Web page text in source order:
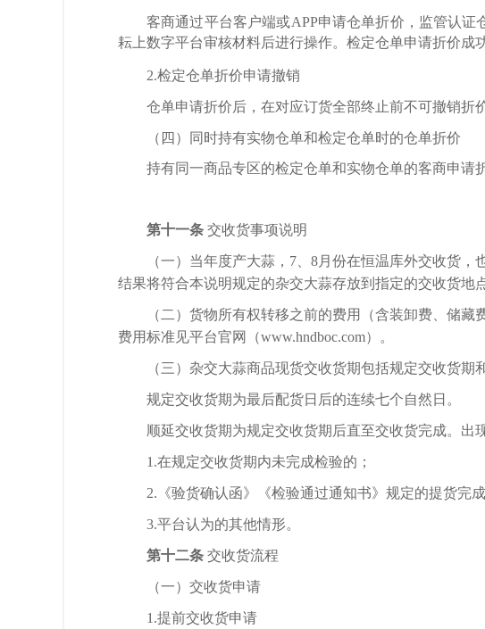
客商通过平台客户端或APP申请仓单折价，监管认证
耘上数字平台审核材料后进行操作。检定仓单申请折价成
2.检定仓单折价申请撤销
仓单申请折价后，在对应订货全部终止前不可撤销折
（四）同时持有实物仓单和检定仓单时的仓单折价
持有同一商品专区的检定仓单和实物仓单的客商申请
第十一条 交收货事项说明
（一）当年度产大蒜， 7、8月份在恒温库外交收货，
结果将符合本说明规定的杂交大蒜存放到指定的交收货地点
（二）货物所有权转移之前的费用（含装卸费、储
费用标准见平台官网（www.hndboc.com）。
（三）杂交大蒜商品现货交收货期包括规定交收货期
规定交收货期为最后配货日后的连续七个自然日。
顺延交收货期为规定交收货期后直至交收货完成。出
1.在规定交收货期内未完成检验的；
2.《验货确认函》《检验通过通知书》规定的提货完
3.平台认为的其他情形。
第十二条 交收货流程
（一）交收货申请
1.提前交收货申请